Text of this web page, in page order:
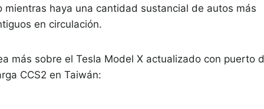
mientras haya una cantidad sustancial de autos más
en circulación.
más sobre el Tesla Model X actualizado con puerto
CCS2 en Taiwán: